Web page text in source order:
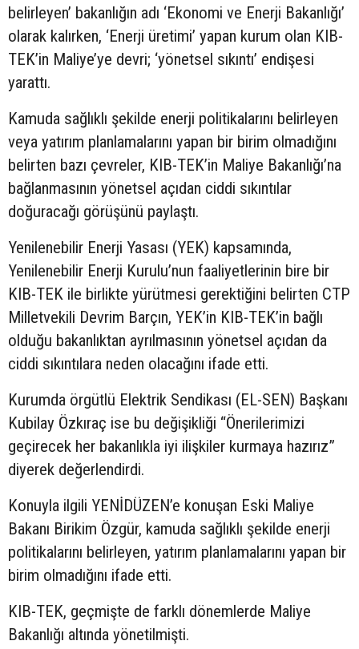
belirleyen’ bakanlığın adı ‘Ekonomi ve Enerji Bakanlığı’
olarak kalırken, ‘Enerji üretimi’ yapan kurum olan KIB-
TEK’in Maliye’ye devri; ‘yönetsel sıkıntı’ endişesi
yarattı.
Kamuda sağlıklı şekilde enerji politikalarını belirleyen
veya yatırım planlamalarını yapan bir birim olmadığını
belirten bazı çevreler, KIB-TEK’in Maliye Bakanlığı’na
bağlanmasının yönetsel açıdan ciddi sıkıntılar
doğuracağı görüşünü paylaştı.
Yenilenebilir Enerji Yasası (YEK) kapsamında,
Yenilenebilir Enerji Kurulu’nun faaliyetlerinin bire bir
KIB-TEK ile birlikte yürütmesi gerektiğini belirten CTP
Milletvekili Devrim Barçın, YEK’in KIB-TEK’in bağlı
olduğu bakanlıktan ayrılmasının yönetsel açıdan da
ciddi sıkıntılara neden olacağını ifade etti.
Kurumda örgütlü Elektrik Sendikası (EL-SEN) Başkanı
Kubilay Özkıraç ise bu değişikliği “Önerilerimizi
geçirecek her bakanlıkla iyi ilişkiler kurmaya hazırız”
diyerek değerlendirdi.
Konuyla ilgili YENİDÜZEN’e konuşan Eski Maliye
Bakanı Birikim Özgür, kamuda sağlıklı şekilde enerji
politikalarını belirleyen, yatırım planlamalarını yapan bir
birim olmadığını ifade etti.
KIB-TEK, geçmişte de farklı dönemlerde Maliye
Bakanlığı altında yönetilmişti.